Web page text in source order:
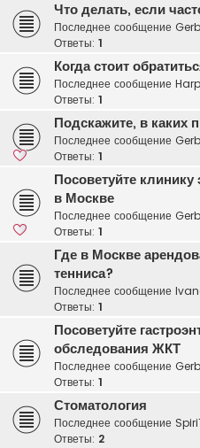
Что делать, если
Последнее сообщение
Ответы: 1
Когда стоит
Последнее сообщение
Ответы: 1
Подскажите, в каких
Последнее сообщение
Ответы: 1
Посоветуйте клинику
в Москве
Последнее сообщение
Ответы: 1
Где в Москве
тенниса?
Последнее сообщение
Ответы: 1
Посоветуйте
обследования ЖКТ
Последнее сообщение
Ответы: 1
Стоматология
Последнее сообщение
Ответы: 2